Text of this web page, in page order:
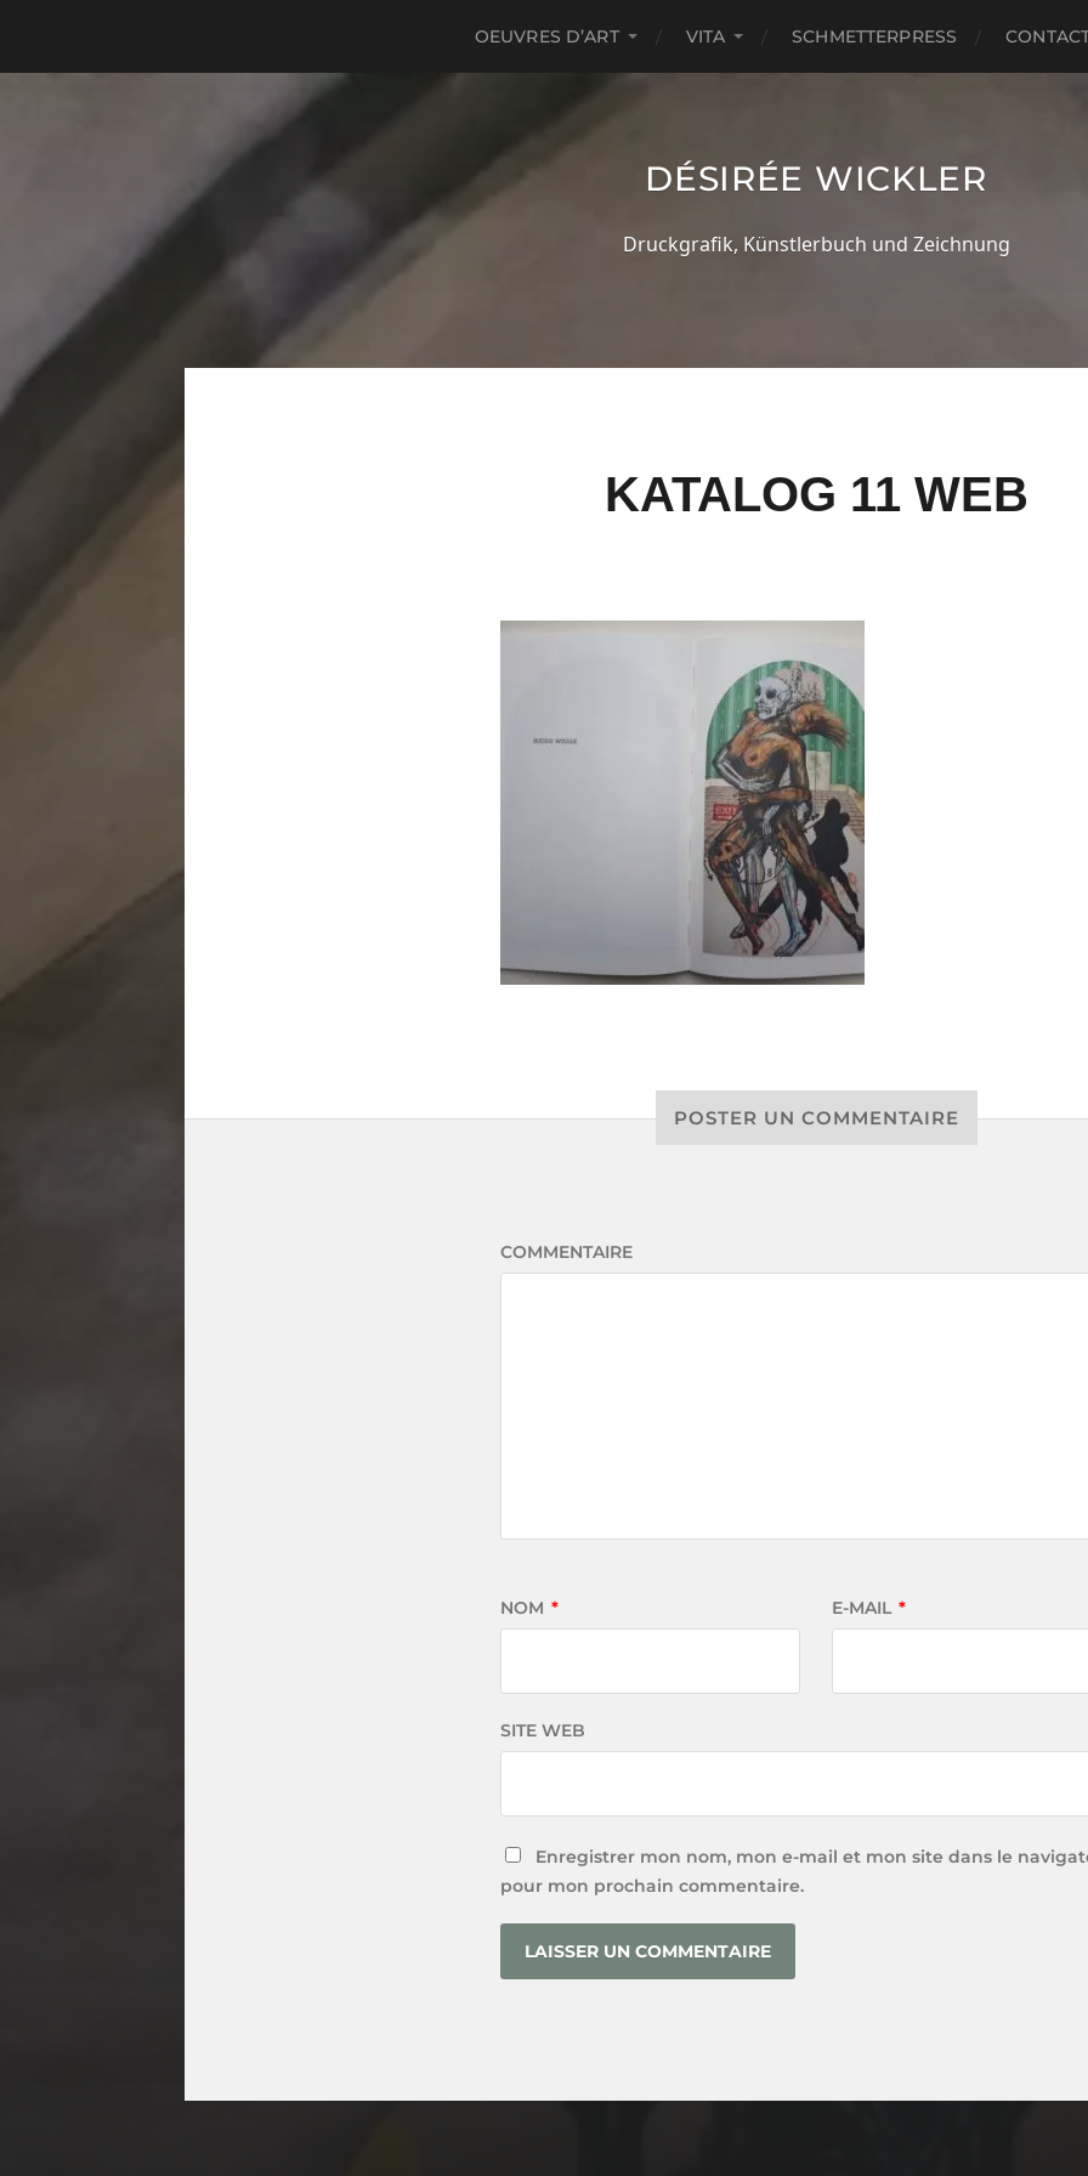
OEUVRES D’ART VITA SCHMETTERPRESS
DÉSIRÉE WICKLER
Druckgrafik, Künstlerbuch und Zeichnung
KATALOG 11 WEB
POSTER UN COMMENTAIRE
COMMENTAIRE
NOM * E-MAIL *
SITE WEB
Enregistrer mon nom, mon e-mail et mon site dans le
pour mon prochain commentaire.